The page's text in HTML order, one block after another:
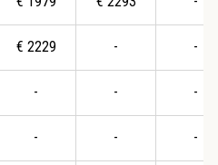
€ 2229
-
-
-
-
-
-
-
-